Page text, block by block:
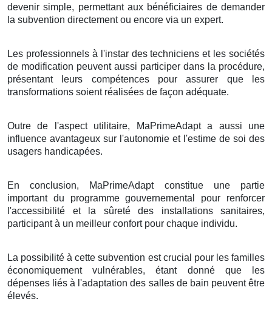
devenir simple, permettant aux bénéficiaires de demander
la subvention directement ou encore via un expert.
Les professionnels à l'instar des techniciens et les sociétés
de modification peuvent aussi participer dans la procédure,
présentant leurs compétences pour assurer que les
transformations soient réalisées de façon adéquate.
Outre de l'aspect utilitaire, MaPrimeAdapt a aussi une
influence avantageux sur l'autonomie et l'estime de soi des
usagers handicapées.
En conclusion, MaPrimeAdapt constitue une partie
important du programme gouvernemental pour renforcer
l'accessibilité et la sûreté des installations sanitaires,
participant à un meilleur confort pour chaque individu.
La possibilité à cette subvention est crucial pour les familles
économiquement vulnérables, étant donné que les
dépenses liés à l'adaptation des salles de bain peuvent être
élevés.